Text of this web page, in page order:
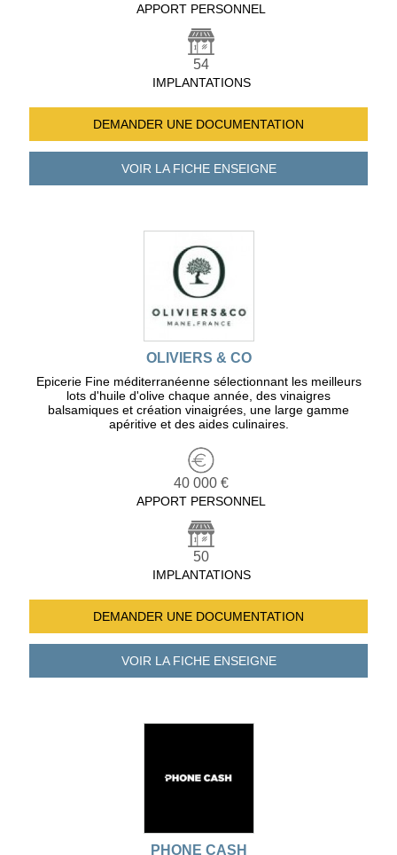
APPORT PERSONNEL
54
IMPLANTATIONS
DEMANDER UNE DOCUMENTATION
VOIR LA FICHEENSEIGNE
OLIVIERS & CO
Epicerie Fine méditerranéenne sélectionnant les meilleurs
lots d'huile d'olive chaque année, des vinaigres
balsamiques et création vinaigrées, une large gamme
apéritive et des aides culinaires.
40 000 €
APPORT PERSONNEL
50
IMPLANTATIONS
DEMANDER UNE DOCUMENTATION
VOIR LA FICHEENSEIGNE
PHONE CASH